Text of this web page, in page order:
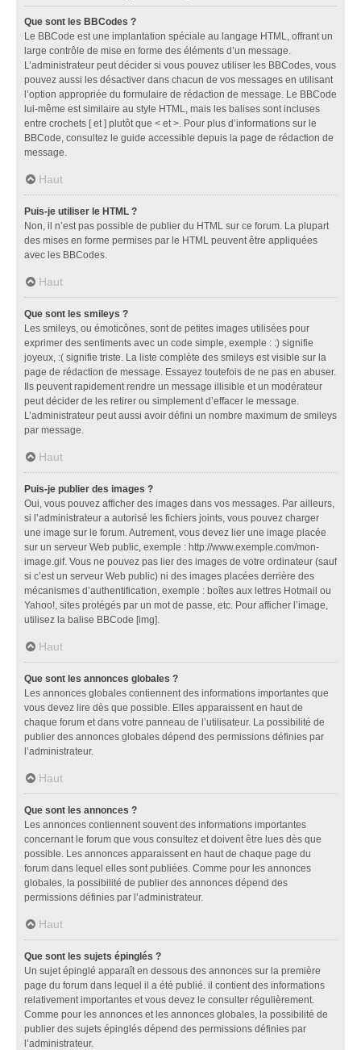
Que sont les BBCodes ?
Le BBCode est une implantation spéciale au langage HTML, offrant un
large contrôle de mise en forme des éléments d’un message.
L’administrateur peut décider si vous pouvez utiliser les BBCodes, vous
pouvez aussi les désactiver dans chacun de vos messages en utilisant
l’option appropriée du formulaire de rédaction de message. Le BBCode
lui-même est similaire au style HTML, mais les balises sont incluses
entre crochets [ et ] plutôt que < et >. Pour plus d’informations sur le
BBCode, consultez le guide accessible depuis la page de rédaction de
message.
Haut
Puis-je utiliser le HTML ?
Non, il n’est pas possible de publier du HTML sur ce forum. La plupart
des mises en forme permises par le HTML peuvent être appliquées
avec les BBCodes.
Haut
Que sont les smileys ?
Les smileys, ou émoticônes, sont de petites images utilisées pour
exprimer des sentiments avec un code simple, exemple : :) signifie
joyeux, :( signifie triste. La liste complète des smileys est visible sur la
page de rédaction de message. Essayez toutefois de ne pas en abuser.
Ils peuvent rapidement rendre un message illisible et un modérateur
peut décider de les retirer ou simplement d’effacer le message.
L’administrateur peut aussi avoir défini un nombre maximum de smileys
par message.
Haut
Puis-je publier des images ?
Oui, vous pouvez afficher des images dans vos messages. Par ailleurs,
si l’administrateur a autorisé les fichiers joints, vous pouvez charger
une image sur le forum. Autrement, vous devez lier une image placée
sur un serveur Web public, exemple : http://www.exemple.com/mon-
image.gif. Vous ne pouvez pas lier des images de votre ordinateur (sauf
si c’est un serveur Web public) ni des images placées derrière des
mécanismes d’authentification, exemple : boîtes aux lettres Hotmail ou
Yahoo!, sites protégés par un mot de passe, etc. Pour afficher l’image,
utilisez la balise BBCode [img].
Haut
Que sont les annonces globales ?
Les annonces globales contiennent des informations importantes que
vous devez lire dès que possible. Elles apparaissent en haut de
chaque forum et dans votre panneau de l’utilisateur. La possibilité de
publier des annonces globales dépend des permissions définies par
l’administrateur.
Haut
Que sont les annonces ?
Les annonces contiennent souvent des informations importantes
concernant le forum que vous consultez et doivent être lues dès que
possible. Les annonces apparaissent en haut de chaque page du
forum dans lequel elles sont publiées. Comme pour les annonces
globales, la possibilité de publier des annonces dépend des
permissions définies par l’administrateur.
Haut
Que sont les sujets épinglés ?
Un sujet épinglé apparaît en dessous des annonces sur la première
page du forum dans lequel il a été publié. il contient des informations
relativement importantes et vous devez le consulter régulièrement.
Comme pour les annonces et les annonces globales, la possibilité de
publier des sujets épinglés dépend des permissions définies par
l’administrateur.